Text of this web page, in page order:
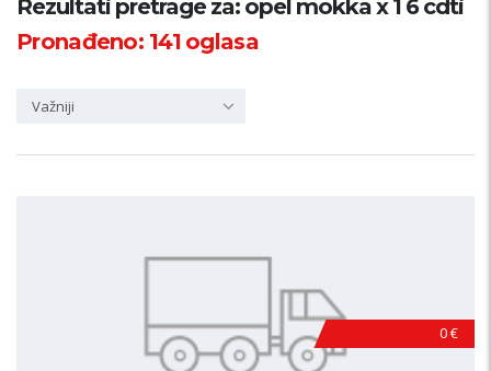
PRETRAŽI
Rezultati pretrage za: opel mokka x 1 6 cdti
Pronađeno: 141oglasa
Važniji
0 €